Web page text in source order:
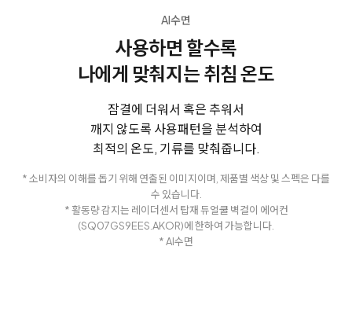
AI수면
사용하면 할수록
나에게 맞춰지는 취침 온도
잠결에 더워서 혹은 추워서
깨지 않도록 사용패턴을 분석하여
최적의 온도, 기류를 맞춰줍니다.
* 소비자의 이해를 돕기 위해 연출된 이미지이며, 제품별 색상 및 스펙은 다를
수 있습니다.
* 활동량 감지는 레이더센서 탑재 듀얼쿨 벽걸이 에어컨
(SQ07GS9EES.AKOR)에 한하여 가능합니다.
* AI수면